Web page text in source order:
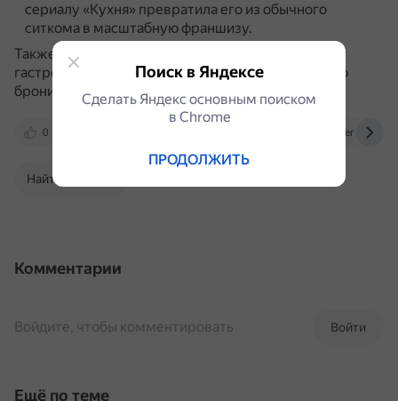
сериалу «Кухня» превратила его из обычного
ситкома в масштабную франшизу.
Также шефы и рестораторы понимают, что
гастрономическая киноэпопея увеличивает число
брони в их заведениях.
0 dzen.ru
Найти в Поиске
Комментарии
Войти
Войдите, чтобы комментировать
Ещё по теме
Поиск в Яндексе
Сделать Яндекс основным поиском
в Сhrome
ПРОДОЛЖИТЬ